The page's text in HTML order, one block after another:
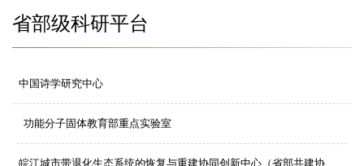
省部级科研平台
中国诗学研究中心
功能分子固体教育部重点实验室
皖江城市带退化生态系统的恢复与重建协同创新中心（省部共建协